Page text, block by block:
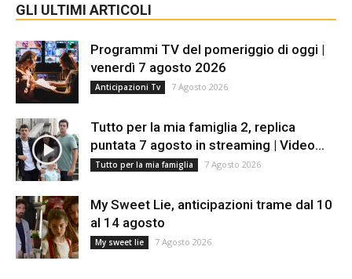
GLI ULTIMI ARTICOLI
Programmi TV del pomeriggio di oggi |
venerdì 7 agosto 2026
Anticipazioni Tv 7 Agosto 2026
Tutto per la mia famiglia 2, replica
puntata 7 agosto in streaming | Video...
Tutto per la mia famiglia 7 Agosto 2026
My Sweet Lie, anticipazioni trame dal 10
al 14 agosto
My sweet lie 7 Agosto 2026